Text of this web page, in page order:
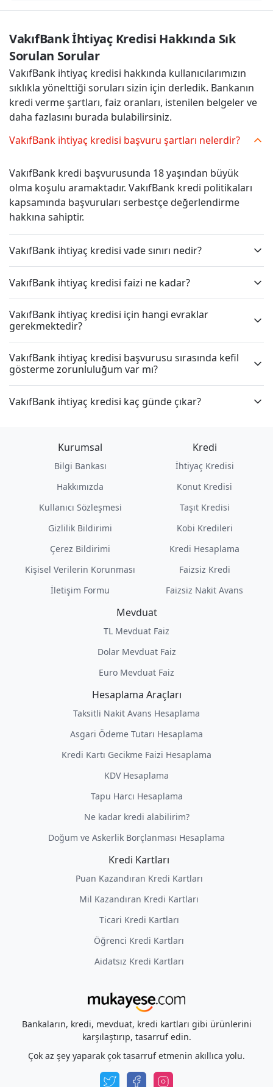
VakıfBank İhtiyaç Kredisi Hakkında Sık
Sorulan Sorular
VakıfBank ihtiyaç kredisi hakkında kullanıcılarımızın
sıklıkla yönelttiği soruları sizin için derledik. Bankanın
kredi verme şartları, faiz oranları, istenilen belgeler ve
daha fazlasını burada bulabilirsiniz.
VakıfBank ihtiyaç kredisi başvuru şartları nelerdir?
VakıfBank kredi başvurusunda 18 yaşından büyük
olma koşulu aramaktadır. VakıfBank kredi politikaları
kapsamında başvuruları serbestçe değerlendirme
hakkına sahiptir.
VakıfBank ihtiyaç kredisi vade sınırı nedir?
VakıfBank ihtiyaç kredisi faizi ne kadar?
VakıfBank ihtiyaç kredisi için hangi evraklar
gerekmektedir?
VakıfBank ihtiyaç kredisi başvurusu sırasında kefil
gösterme zorunluluğum var mı?
VakıfBank ihtiyaç kredisi kaç günde çıkar?
Kurumsal
Bilgi Bankası
Hakkımızda
Kullanıcı Sözleşmesi
Gizlilik Bildirimi
Çerez Bildirimi
Kişisel Verilerin Korunması
İletişim Formu
Kredi
İhtiyaç Kredisi
Konut Kredisi
Taşıt Kredisi
Kobi Kredileri
Kredi Hesaplama
Faizsiz Kredi
Faizsiz Nakit Avans
Mevduat
TL Mevduat Faiz
Dolar Mevduat Faiz
Euro Mevduat Faiz
Hesaplama Araçları
Taksitli Nakit Avans Hesaplama
Asgari Ödeme Tutarı Hesaplama
Kredi Kartı Gecikme Faizi Hesaplama
KDV Hesaplama
Tapu Harcı Hesaplama
Ne kadar kredi alabilirim?
Doğum ve Askerlik Borçlanması Hesaplama
Kredi Kartları
Puan Kazandıran Kredi Kartları
Mil Kazandıran Kredi Kartları
Ticari Kredi Kartları
Öğrenci Kredi Kartları
Aidatsız Kredi Kartları
Bankaların, kredi, mevduat, kredi kartları gibi ürünlerini
karşılaştırıp, tasarruf edin.
Çok az şey yaparak çok tasarruf etmenin akıllıca yolu.